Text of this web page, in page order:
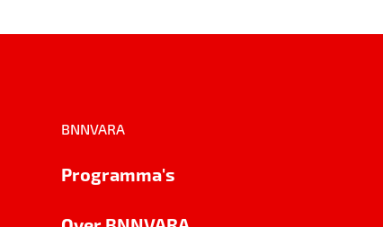
BNNVARA
Programma's